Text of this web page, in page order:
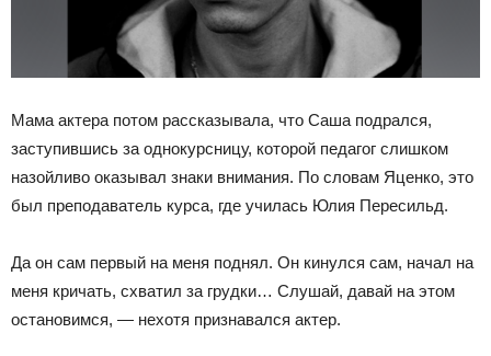
Мама актера потом рассказывала, что Саша подрался,
заступившись за однокурсницу, которой педагог слишком
назойливо оказывал знаки внимания. По словам Яценко, это
был преподаватель курса, где училась Юлия Пересильд.
Да он сам первый на меня поднял. Он кинулся сам, начал на
меня кричать, схватил за грудки… Слушай, давай на этом
остановимся, — нехотя признавался актер.